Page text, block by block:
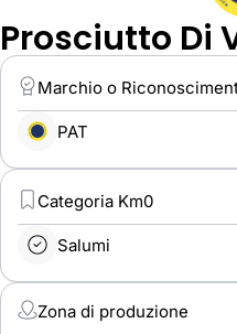
Prosciutto Di
Marchio o
PAT
Categoria Km0
Salumi
Zona di produzione